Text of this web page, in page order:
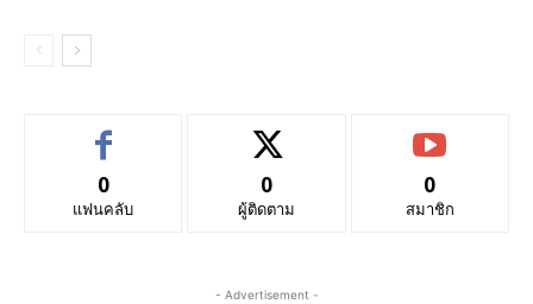
0
แฟนคลับ
0
ผู้ติดตาม
0
สมาชิก
- Advertisement -